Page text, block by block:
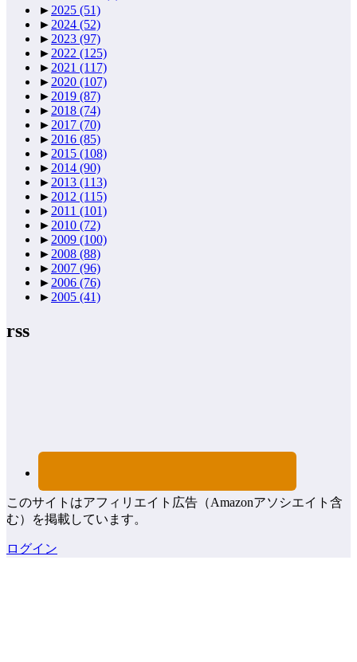
►2025 (51)
►2024 (52)
►2023 (97)
►2022 (125)
►2021 (117)
►2020 (107)
►2019 (87)
►2018 (74)
►2017 (70)
►2016 (85)
►2015 (108)
►2014 (90)
►2013 (113)
►2012 (115)
►2011 (101)
►2010 (72)
►2009 (100)
►2008 (88)
►2007 (96)
►2006 (76)
►2005 (41)
rss
このサイトはアフィリエイト広告（Amazonアソシエイト含
む）を掲載しています。
ログイン